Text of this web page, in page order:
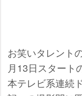
お笑いタレント
月13日スタート
本テレビ系連続